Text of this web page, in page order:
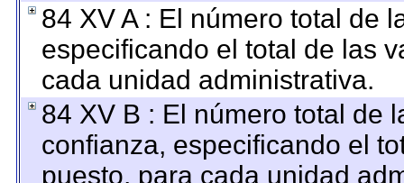
84 XV A : El número total de
especificando el total de las
cada unidad administrativa.
84 XV B : El número total de
confianza, especificando el
puesto, para cada unidad